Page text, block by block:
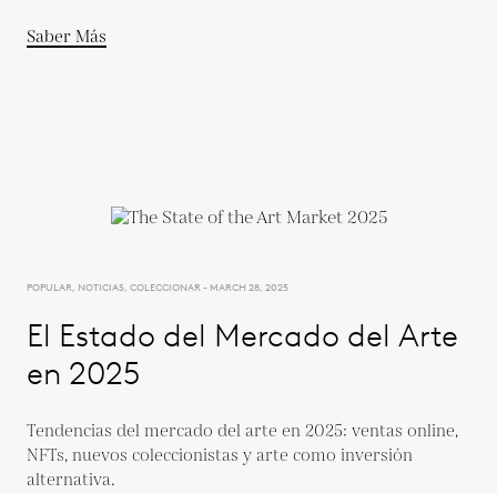
Saber Más
POPULAR, NOTICIAS, COLECCIONAR - MARCH 28, 2025
El Estado del Mercado del Arte
en 2025
Tendencias del mercado del arte en 2025: ventas online,
NFTs, nuevos coleccionistas y arte como inversión
alternativa.